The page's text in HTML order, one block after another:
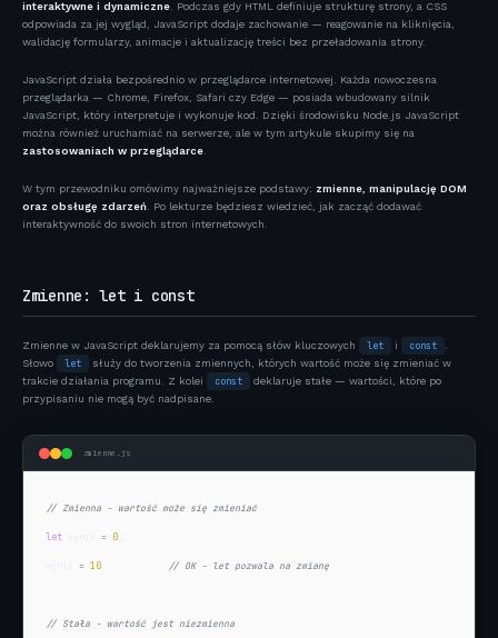
23 marca 2026 6 min czytania
interaktywne i dynamiczne . Podczas gdy HTML definiuje strukturę strony, a CSS
odpowiada za jej wygląd, JavaScript dodaje zachowanie — reagowanie na kliknięcia,
walidację formularzy, animacje i aktualizację treści bez przeładowania strony.
JavaScript działa bezpośrednio w przeglądarce internetowej. Każda nowoczesna
przeglądarka — Chrome, Firefox, Safari czy Edge — posiada wbudowany silnik
JavaScript, który interpretuje i wykonuje kod. Dzięki środowisku Node.js JavaScript
można również uruchamiać na serwerze, ale w tym artykule skupimy się na
zastosowaniach w przeglądarce
W tym przewodniku omówimy najważniejsze podstawy: zmienne, manipulację DOM
oraz obsługę zdarzeń . Po lekturze będziesz wiedzieć, jak zacząć dodawać
interaktywność do swoich stron internetowych.
Zmienne: let i const
Zmienne w JavaScript deklarujemy za pomocą słów kluczowych let i const
Słowo
let
służy do tworzenia zmiennych, których wartość może się zmieniać w
trakcie działania programu. Z kolei
const
deklaruje stałe — wartości, które po
przypisaniu nie mogą być nadpisane.
zmienne.js
// Zmienna - wartość może się zmieniać
let = 0
= 10 // OK - let pozwala na zmianę
// Stała - wartość jest niezmienna